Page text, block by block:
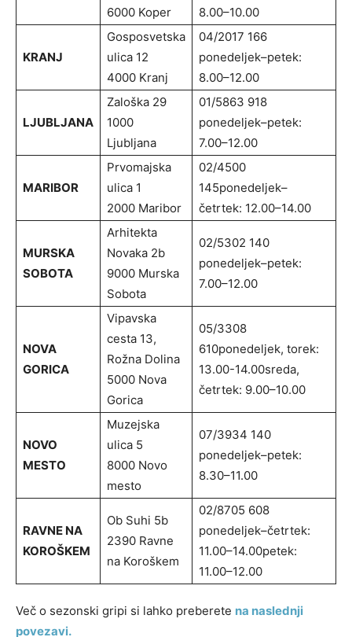
6000 Koper
8.00–10.00
KRANJ
Gosposvetska
ulica 12
4000 Kranj
04/2017 166
ponedeljek–petek:
8.00–12.00
LJUBLJANA
Zaloška 29
1000
Ljubljana
01/5863 918
ponedeljek–petek:
7.00–12.00
MARIBOR
Prvomajska
ulica 1
2000 Maribor
02/4500
145ponedeljek–
četrtek: 12.00–14.00
MURSKA
SOBOTA
Arhitekta
Novaka 2b
9000 Murska
Sobota
02/5302 140
ponedeljek–petek:
7.00–12.00
NOVA
GORICA
Vipavska
cesta 13,
Rožna Dolina
5000 Nova
Gorica
05/3308
610ponedeljek, torek:
13.00-14.00sreda,
četrtek: 9.00–10.00
NOVO
MESTO
Muzejska
ulica 5
8000 Novo
mesto
07/3934 140
ponedeljek–petek:
8.30–11.00
RAVNE NA
KOROŠKEM
Ob Suhi 5b
2390 Ravne
na Koroškem
02/8705 608
ponedeljek–četrtek:
11.00–14.00petek:
11.00–12.00
Več o sezonski gripi si lahko preberete na naslednji
povezavi.